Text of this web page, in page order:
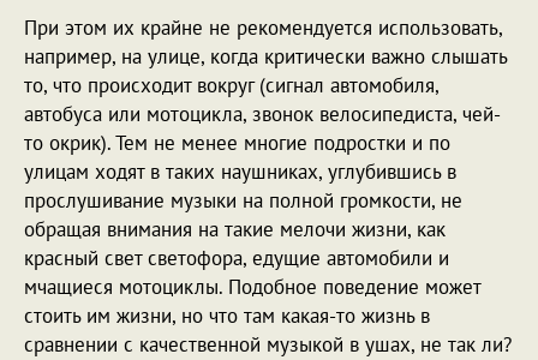
При этом их крайне не рекомендуется использовать,
например, на улице, когда критически важно слышать
то, что происходит вокруг (сигнал автомобиля,
автобуса или мотоцикла, звонок велосипедиста, чей-
то окрик). Тем не менее многие подростки и по
улицам ходят в таких наушниках, углубившись в
прослушивание музыки на полной громкости, не
обращая внимания на такие мелочи жизни, как
красный свет светофора, едущие автомобили и
мчащиеся мотоциклы. Подобное поведение может
стоить им жизни, но что там какая-то жизнь в
сравнении с качественной музыкой в ушах, не так ли?